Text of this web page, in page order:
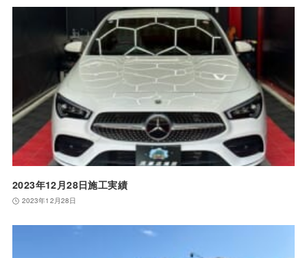
2023年12月28日施工実績
2023年12月28日